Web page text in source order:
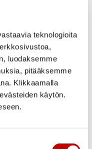
teknologioita
luodaksemme
pitääksemme
Klikkaamalla
käytön.
Oulun kupeessa